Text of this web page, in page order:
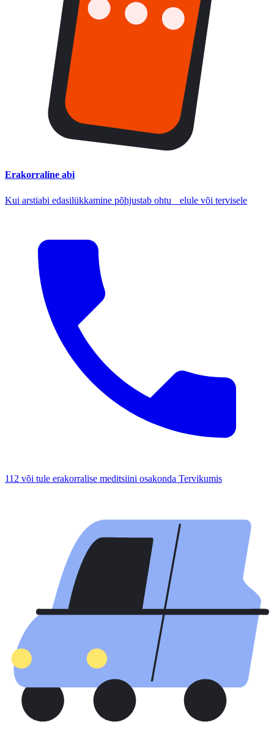
Erakorraline abi
Kui arstiabi edasilükkamine põhjustab ohtu elule või tervisele
112 või tule erakorralise meditsiini osakonda Tervikumis